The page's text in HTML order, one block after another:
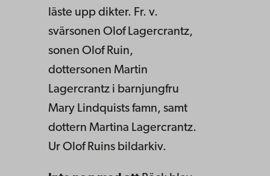
läste upp dikter. Fr. v.
svärsonen Olof Lagercrantz,
sonen Olof Ruin,
dottersonen Martin
Lagercrantz i barnjungfru
Mary Lindquists famn, samt
dottern Martina Lagercrantz.
Ur Olof Ruins bildarkiv.